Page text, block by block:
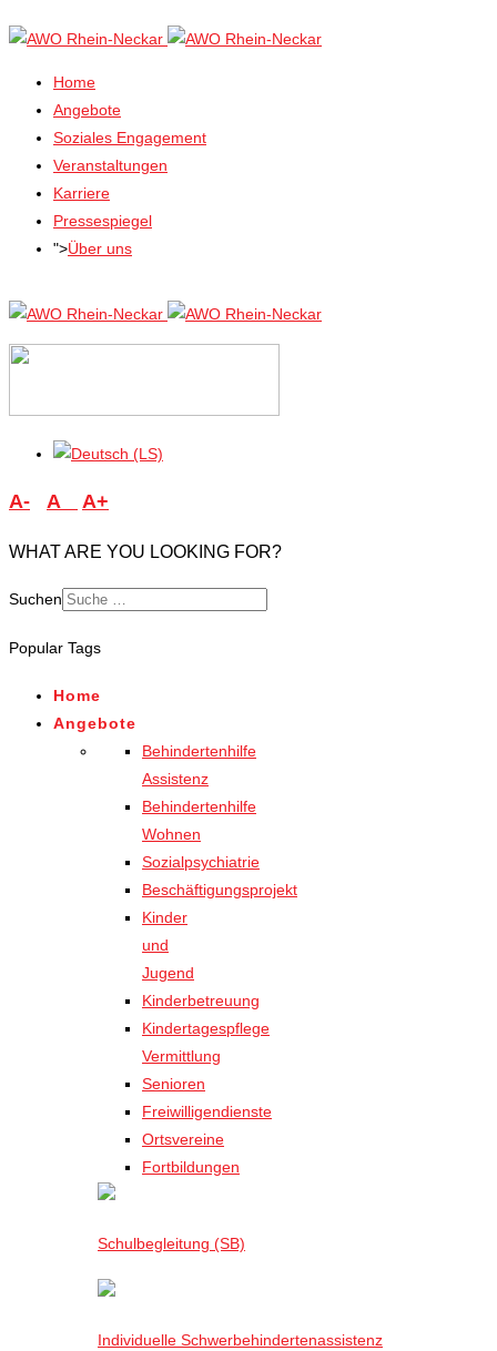
Home
Angebote
Soziales Engagement
Veranstaltungen
Karriere
Pressespiegel
">Über uns
A- A A+
WHAT ARE YOU LOOKING FOR?
Suchen
Popular Tags
Home
Angebote
Behindertenhilfe
Assistenz
Behindertenhilfe
Wohnen
Sozialpsychiatrie
Beschäftigungsprojekt
Kinder
und
Jugend
Kinderbetreuung
Kindertagespflege
Vermittlung
Senioren
Freiwilligendienste
Ortsvereine
Fortbildungen
Schulbegleitung (SB)
Individuelle Schwerbehindertenassistenz